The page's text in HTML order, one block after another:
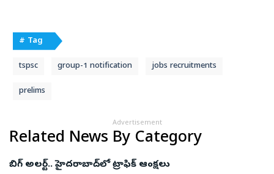
# Tag
tspsc group-1 notification jobs recruitments
prelims
Advertisement
Related News By Category
బిగ్ అలర్ట్.. హైదరాబాద్‌లో ట్రాఫిక్‌ ఆంక్షలు